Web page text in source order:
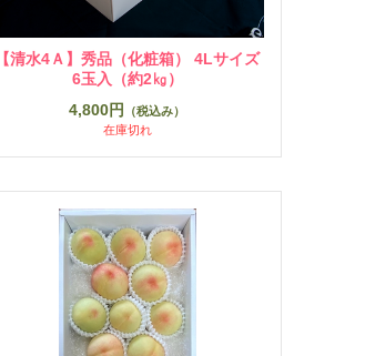
【清水4Ａ】秀品（化粧箱） 4Lサイズ
6玉入（約2㎏）
4,800円
（税込み）
在庫切れ